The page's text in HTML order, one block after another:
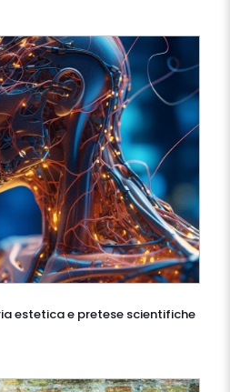
estetica e pretese scientifiche